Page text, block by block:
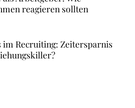
reagieren sollten
im Recruiting: Zeitersparnis